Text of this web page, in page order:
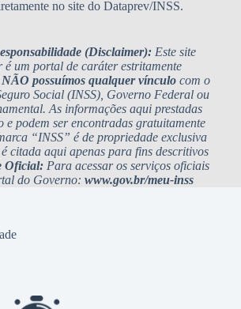
no site do Dataprev/INSS.
(Disclaimer): Este site
é um portal de caráter estritamente
NÃO possuímos qualquer vínculo com o
Social (INSS), Governo Federal ou
As informações aqui prestadas
e podem ser encontradas gratuitamente
“INSS” é de propriedade exclusiva
citada aqui apenas para fins descritivos
Oficial: Para acessar os serviços oficiais
do Governo: www.gov.br/meu-inss